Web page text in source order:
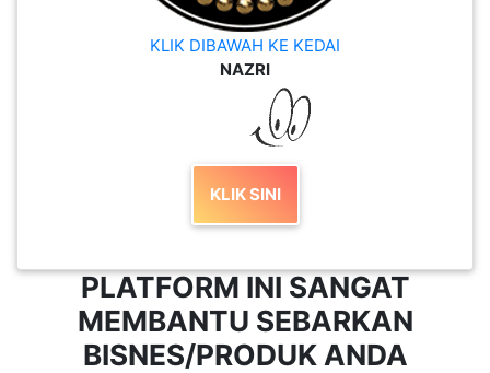
KLIK DIBAWAH KE KEDAI
NAZRI
KLIK SINI
PLATFORM INI SANGAT
MEMBANTU SEBARKAN
BISNES/PRODUK ANDA